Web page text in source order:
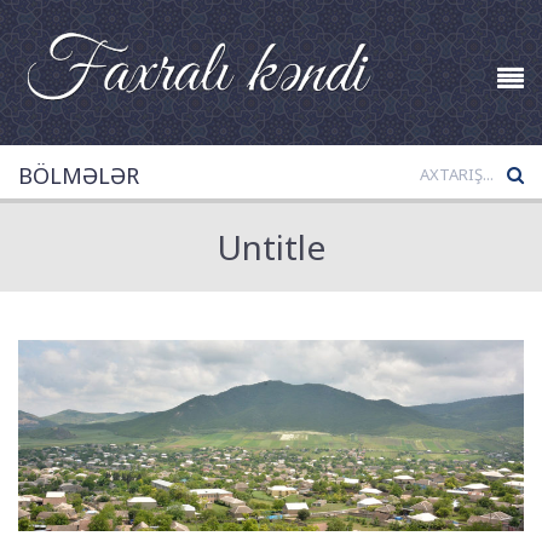
BÖLMƏLƏR
Untitle